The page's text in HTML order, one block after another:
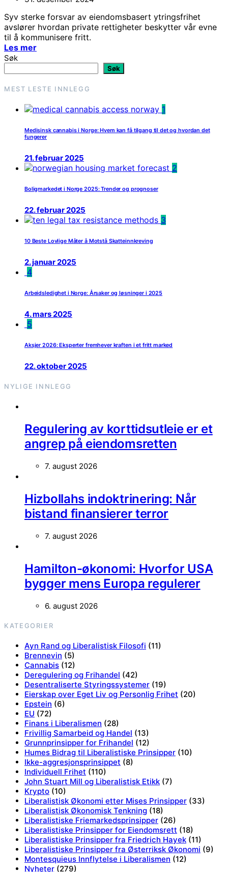
Syv sterke forsvar av eiendomsbasert ytringsfrihet
avslører hvordan private rettigheter beskytter vår evne
til å kommunisere fritt.
Les mer
Søk
Søk
MEST LESTE INNLEGG
1
Medisinsk cannabis i Norge: Hvem kan få tilgang til det og hvordan det
fungerer
21. februar 2025
2
Boligmarkedet i Norge 2025: Trender og prognoser
22. februar 2025
3
10 Beste Lovlige Måter å Motstå Skatteinnkreving
2. januar 2025
4
Arbeidsledighet i Norge: Årsaker og løsninger i 2025
4. mars 2025
5
Aksjer 2026: Eksperter fremhever kraften i et fritt marked
22. oktober 2025
NYLIGE INNLEGG
Regulering av korttidsutleie er et
angrep på eiendomsretten
7. august 2026
Hizbollahs indoktrinering: Når
bistand finansierer terror
7. august 2026
Hamilton-økonomi: Hvorfor USA
bygger mens Europa regulerer
6. august 2026
KATEGORIER
Ayn Rand og Liberalistisk Filosofi (11)
Brennevin (5)
Cannabis (12)
Deregulering og Frihandel (42)
Desentraliserte Styringssystemer (19)
Eierskap over Eget Liv og Personlig Frihet (20)
Epstein (6)
EU (72)
Finans i Liberalismen (28)
Frivillig Samarbeid og Handel (13)
Grunnprinsipper for Frihandel (12)
Humes Bidrag til Liberalistiske Prinsipper (10)
Ikke-aggresjonsprinsippet (8)
Individuell Frihet (110)
John Stuart Mill og Liberalistisk Etikk (7)
Krypto (10)
Liberalistisk Økonomi etter Mises Prinsipper (33)
Liberalistisk Økonomisk Tenkning (18)
Liberalistiske Friemarkedsprinsipper (26)
Liberalistiske Prinsipper for Eiendomsrett (18)
Liberalistiske Prinsipper fra Friedrich Hayek (11)
Liberalistiske Prinsipper fra Østerriksk Økonomi (9)
Montesquieus Innflytelse i Liberalismen (12)
Nyheter (279)